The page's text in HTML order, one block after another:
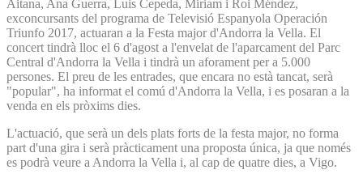
Aitana, Ana Guerra, Luis Cepeda, Miriam i Roi Méndez,
exconcursants del programa de Televisió Espanyola Operación
Triunfo 2017, actuaran a la Festa major d'Andorra la Vella. El
concert tindrà lloc el 6 d'agost a l'envelat de l'aparcament del Parc
Central d'Andorra la Vella i tindrà un aforament per a 5.000
persones. El preu de les entrades, que encara no està tancat, serà
"popular", ha informat el comú d'Andorra la Vella, i es posaran a la
venda en els pròxims dies.
L'actuació, que serà un dels plats forts de la festa major, no forma
part d'una gira i serà pràcticament una proposta única, ja que només
es podrà veure a Andorra la Vella i, al cap de quatre dies, a Vigo.